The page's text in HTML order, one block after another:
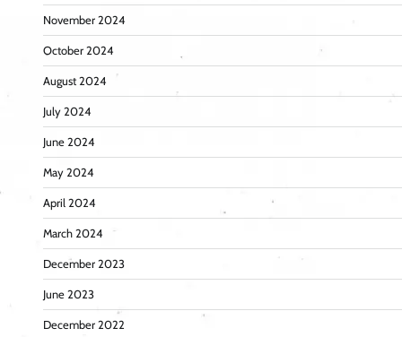
November 2024
October 2024
August 2024
July 2024
June 2024
May 2024
April 2024
March 2024
December 2023
June 2023
December 2022